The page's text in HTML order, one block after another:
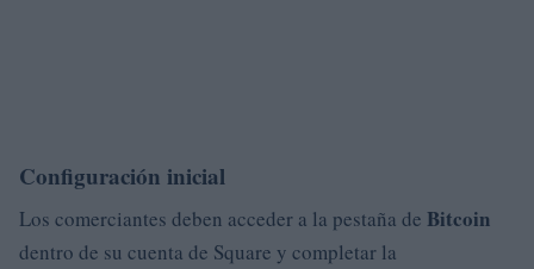
Configuración inicial
Los comerciantes deben acceder a la pestaña de Bitcoin
dentro de su cuenta de Square y completar la